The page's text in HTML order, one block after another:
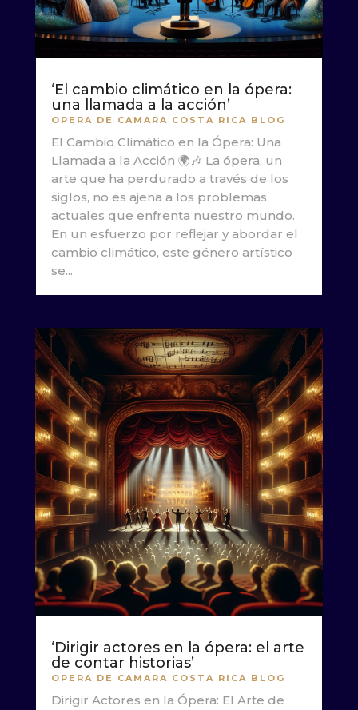
‘El cambio climático en la ópera:
una llamada a la acción’
OPERA DE CAMARA COSTA RICA BLOG
El Cambio Climático en la Ópera: Una
Llamada a la Acción 🌍🎶 La ópera, un
arte que ha perdurado a través de los
siglos, no es ajena a los problemas
actuales que enfrenta nuestro mundo.
En un esfuerzo por reflejar y abordar el
cambio climático, este género artístico
se...
‘Dirigir actores en la ópera: el arte
de contar historias’
OPERA DE CAMARA COSTA RICA BLOG
Dirigir Actores en la Ópera: El Arte de